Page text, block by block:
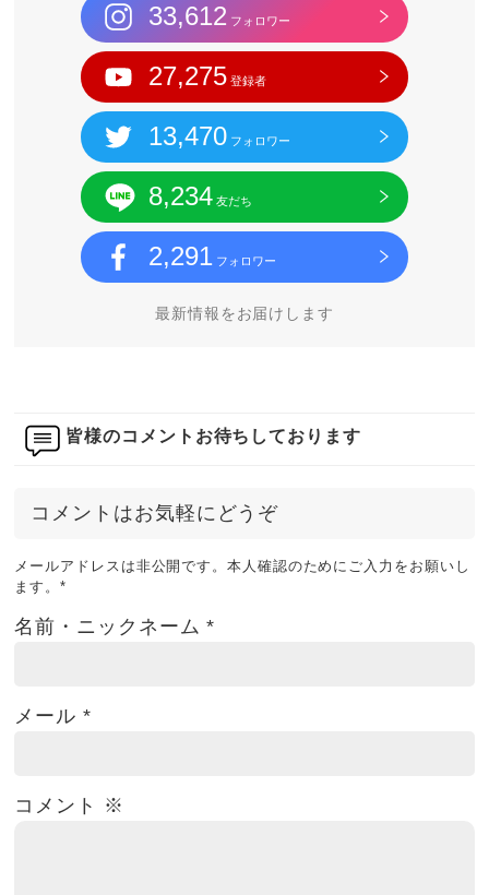
33,612 フォロワー
27,275 登録者
13,470 フォロワー
8,234 友だち
2,291 フォロワー
最新情報をお届けします
皆様のコメントお待ちしております
コメントはお気軽にどうぞ
メールアドレスは非公開です。本人確認のためにご入力をお願いし
ます。*
名前・ニックネーム*
メール*
コメント ※